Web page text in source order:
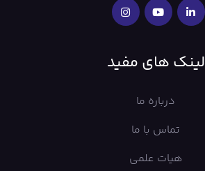
لینک های مفید
درباره ما
تماس با ما
هیات علمی